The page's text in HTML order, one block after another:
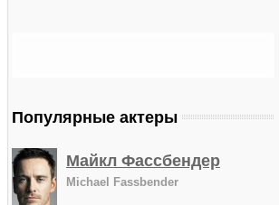
Популярные актеры
Майкл Фассбендер
Michael Fassbender